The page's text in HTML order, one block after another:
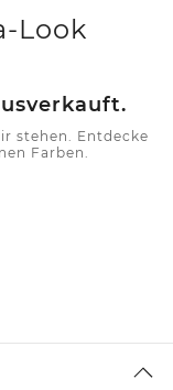
Look
stehen. Entdecke
Farben.